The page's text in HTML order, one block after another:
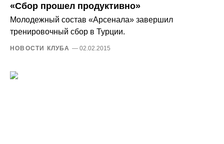
«Сбор прошел продуктивно»
Молодежный состав «Арсенала» завершил
тренировочный сбор в Турции.
НОВОСТИ КЛУБА — 02.02.2015